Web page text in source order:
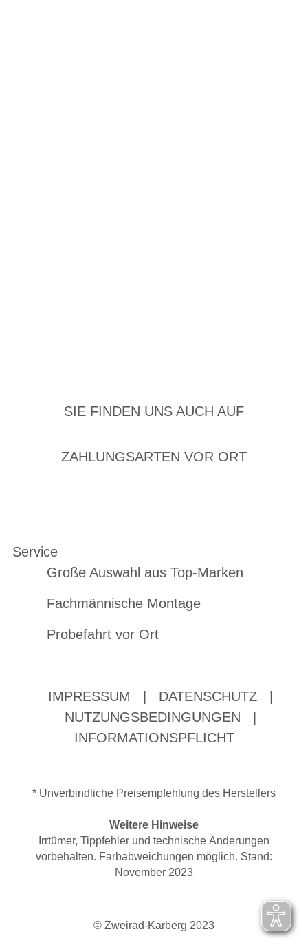
SIE FINDEN UNS AUCH AUF
ZAHLUNGSARTEN VOR ORT
Service
Große Auswahl aus Top-Marken
Fachmännische Montage
Probefahrt vor Ort
IMPRESSUM DATENSCHUTZ
NUTZUNGSBEDINGUNGEN
INFORMATIONSPFLICHT
* Unverbindliche Preisempfehlung des Herstellers
Weitere Hinweise
Irrtümer, Tippfehler und technische Änderungen
vorbehalten. Farbabweichungen möglich. Stand:
November 2023
© Zweirad-Karberg 2023